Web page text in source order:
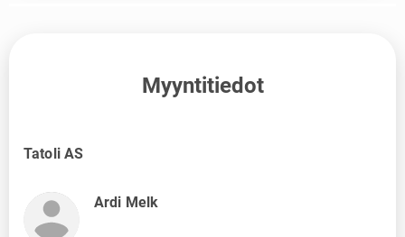
Myyntitiedot
Tatoli AS
Ardi Melk